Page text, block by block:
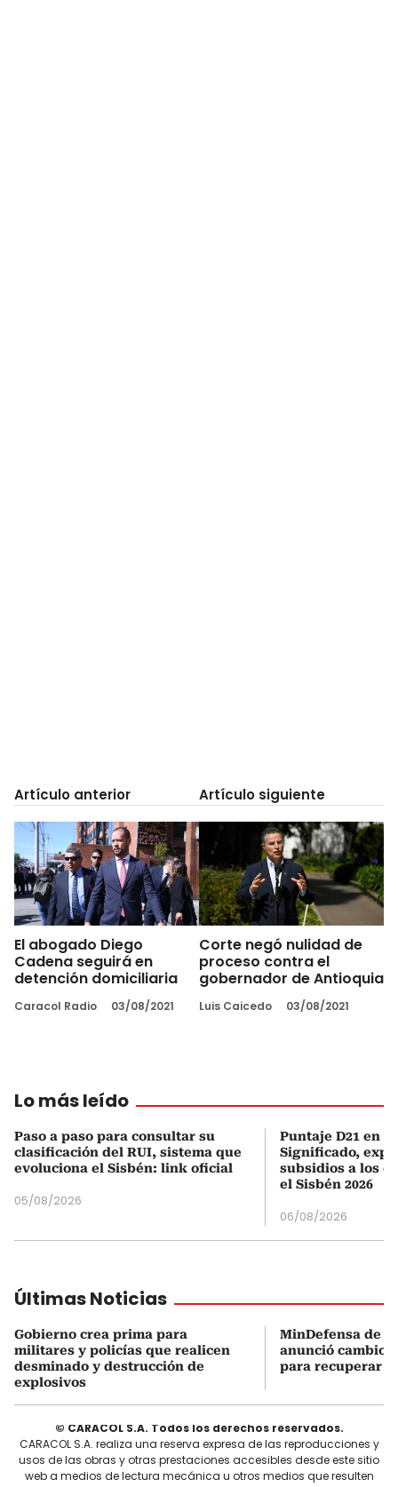
Artículo anterior
El abogado Diego
Cadena seguirá en
detención domiciliaria
Caracol Radio 03/08/2021
Artículo siguiente
Corte negó nulidad de
proceso contra el
gobernador de Antioquia
Luis Caicedo 03/08/2021
Lo más leído
Paso a paso para consultar su
clasificación del RUI, sistema que
evoluciona el Sisbén: link oficial
05/08/2026
Puntaje D21 en
Significado,
subsidios a los
el Sisbén 2026
06/08/2026
Últimas Noticias
Gobierno crea prima para
militares y policías que realicen
desminado y destrucción de
explosivos
MinDefensa de
anunció cambios
para recuperar
© CARACOL S.A. Todos los derechos reservados.
CARACOL S.A. realiza una reserva expresa de las reproducciones y
usos de las obras y otras prestaciones accesibles desde este sitio
web a medios de lectura mecánica u otros medios que resulten